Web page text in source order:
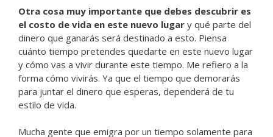
Otra cosa muy importante que debes descubrir es
el costo de vida en este nuevo lugar y qué parte del
dinero que ganarás será destinado a esto. Piensa
cuánto tiempo pretendes quedarte en este nuevo lugar
y cómo vas a vivir durante este tiempo. Me refiero a la
forma cómo vivirás. Ya que el tiempo que demorarás
para juntar el dinero que esperas, dependerá de tu
estilo de vida.
Mucha gente que emigra por un tiempo solamente para